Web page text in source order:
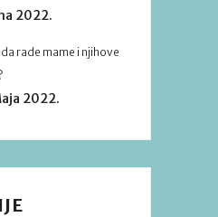
2022.
rade mame i njihove
2022.